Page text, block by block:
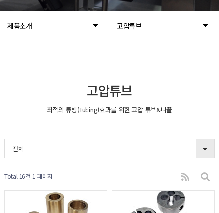
제품소개 고압튜브
고압튜브
최적의 튜빙(Tubing)효과를 위한 고압 튜브&니플
전체
Total 16건 1 페이지